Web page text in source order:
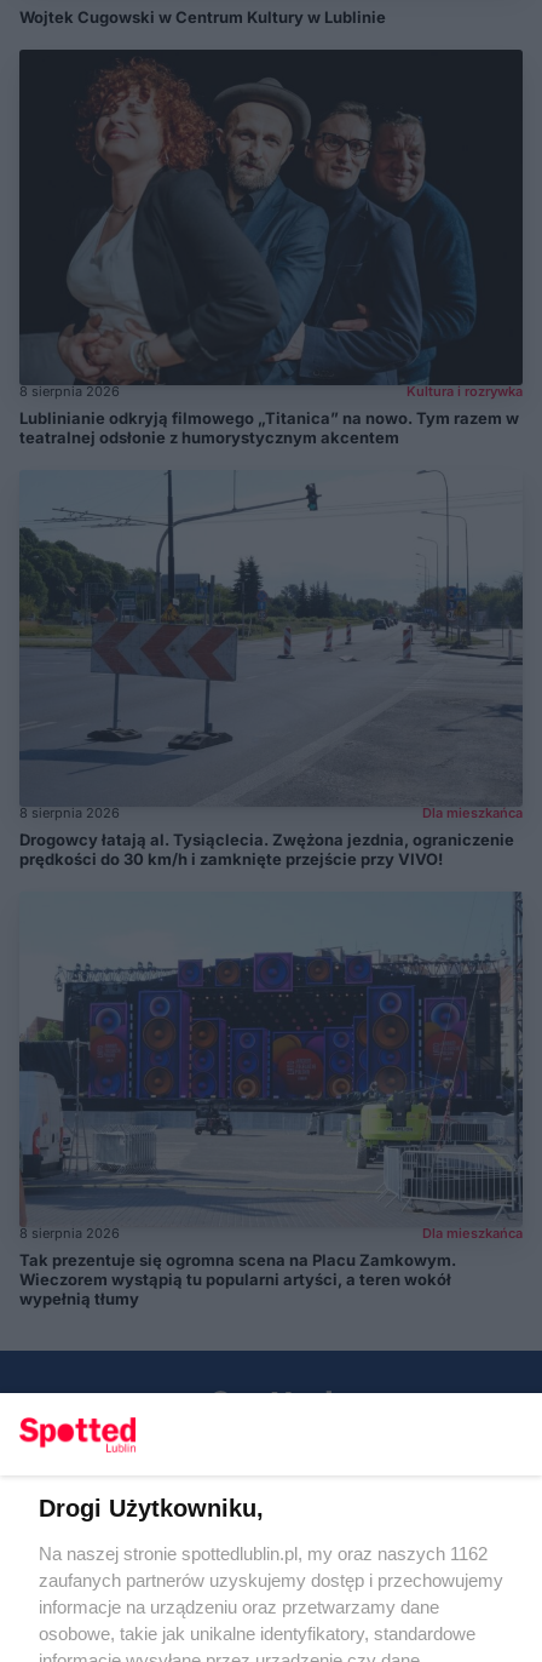
Wojtek Cugowski w Centrum Kultury w Lublinie
8 sierpnia 2026 Kultura i rozrywka
Lublinianie odkryją filmowego „Titanica” na nowo. Tym razem w
teatralnej odsłonie z humorystycznym akcentem
8 sierpnia 2026 Dla mieszkańca
Drogowcy łatają al. Tysiąclecia. Zwężona jezdnia, ograniczenie
prędkości do 30 km/h i zamknięte przejście przy VIVO!
8 sierpnia 2026 Dla mieszkańca
Tak prezentuje się ogromna scena na Placu Zamkowym.
Wieczorem wystąpią tu popularni artyści, a teren wokół
wypełnią tłumy
Regulamin
Polityka prywatności
RODO
Warunki korzystania z treści
Drogi Użytkowniku,
Na naszej stronie spottedlublin.pl, my oraz naszych 1162
zaufanych partnerów uzyskujemy dostęp i przechowujemy
informacje na urządzeniu oraz przetwarzamy dane
osobowe, takie jak unikalne identyfikatory, standardowe